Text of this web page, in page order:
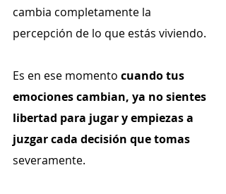
cambia completamente la
percepción de lo que estás viviendo.
Es en ese momento cuando tus
emociones cambian, ya no sientes
libertad para jugar y empiezas a
juzgar cada decisión que tomas
severamente.